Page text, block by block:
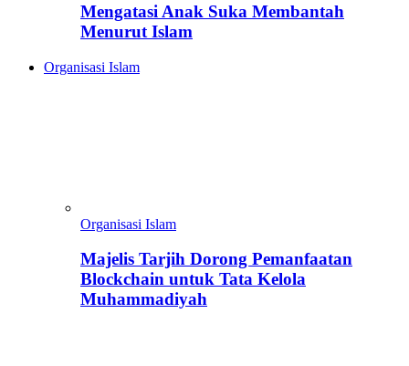
Mengatasi Anak Suka Membantah
Menurut Islam
Organisasi Islam
Organisasi Islam
Majelis Tarjih Dorong Pemanfaatan
Blockchain untuk Tata Kelola
Muhammadiyah